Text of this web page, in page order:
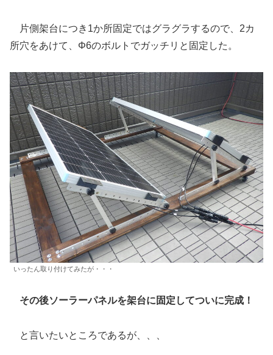
片側架台につき1か所固定ではグラグラするので、2カ
所穴をあけて、Φ6のボルトでガッチリと固定した。
いったん取り付けてみたが・・・
その後ソーラーパネルを架台に固定してついに完成！
と言いたいところであるが、、、